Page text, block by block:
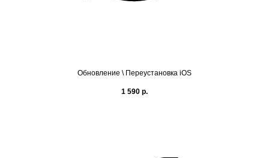
Обновление \ Переустановка iOS
1 590 р.